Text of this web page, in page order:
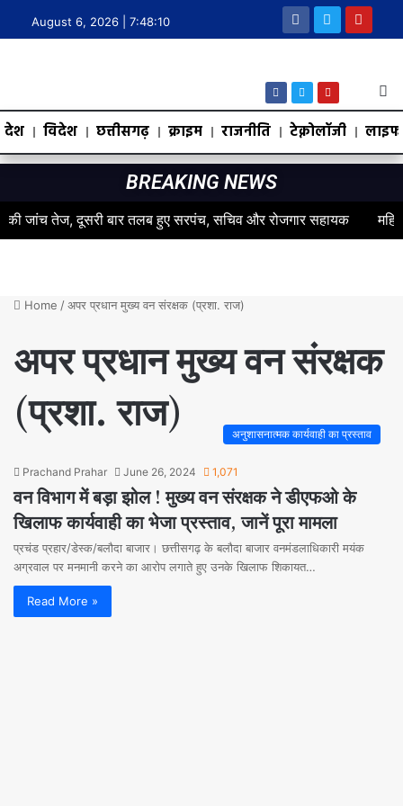
August 6, 2026 | 7:48:10
देश विदेश छत्तीसगढ़ क्राइम राजनीति टेक्नोलॉजी
BREAKING NEWS
तेज, दूसरी बार तलब हुए सरपंच, सचिव और रोजगार सहायक महिलाओं के
Home /अपर प्रधान मुख्य वन संरक्षक (प्रशा. राज)
अपर प्रधान मुख्य वन संरक्षक
(प्रशा. राज)
अनुशासनात्मक कार्यवाही का प्रस्ताव
Prachand Prahar June 26, 2024 1,071
वन विभाग में बड़ा झोल ! मुख्य वन संरक्षक ने डीएफओ के
खिलाफ कार्यवाही का भेजा प्रस्ताव, जानें पूरा मामला
प्रचंड प्रहार/डेस्क/बलौदा बाजार। छत्तीसगढ़ के बलौदा बाजार वनमंडलाधिकारी मयंक
अग्रवाल पर मनमानी करने का आरोप लगाते हुए उनके खिलाफ शिकायत…
Read More »